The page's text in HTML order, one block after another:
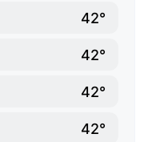
42°
42°
42°
42°